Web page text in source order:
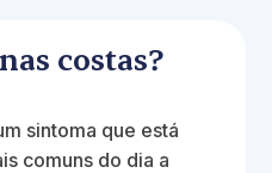
costas?
sintoma que está
comuns do dia a